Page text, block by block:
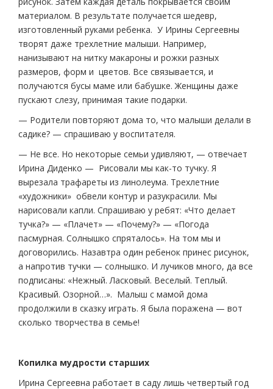
материалом. В результате получается шедевр,
изготовленный руками ребенка. У Ирины Сергеевны
творят даже трехлетние малыши. Например,
нанизывают на нитку макароны и рожки разных
размеров, форм и цветов. Все связывается, и
получаются бусы маме или бабушке. Женщины даже
пускают слезу, принимая такие подарки.
— Родители повторяют дома то, что малыши делали в
садике? — спрашиваю у воспитателя.
— Не все. Но некоторые семьи удивляют, — отвечает
Ирина Диденко — Рисовали мы как-то тучку. Я
вырезала трафареты из линолеума. Трехлетние
«художники» обвели контур и разукрасили. Мы
нарисовали капли. Спрашиваю у ребят: «Что делает
тучка?» — «Плачет» — «Почему?» — «Погода
пасмурная. Солнышко спряталось». На том мы и
договорились. Назавтра один ребенок принес рисунок,
а напротив тучки — солнышко. И лучиков много, да все
подписаны: «Нежный. Ласковый. Веселый. Теплый.
Красивый. Озорной…». Малыш с мамой дома
продолжили в сказку играть. Я была поражена — вот
сколько творчества в семье!
Копилка мудрости старших
Ирина Сергеевна работает в саду лишь четвертый год